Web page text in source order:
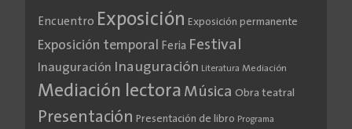
Encuentro Exposición Exposición permanente
Exposición temporal Feria Festival
Inauguración Inauguración Literatura Mediación
Mediación lectora Música Obra teatral
Presentación Presentación de libro Programa